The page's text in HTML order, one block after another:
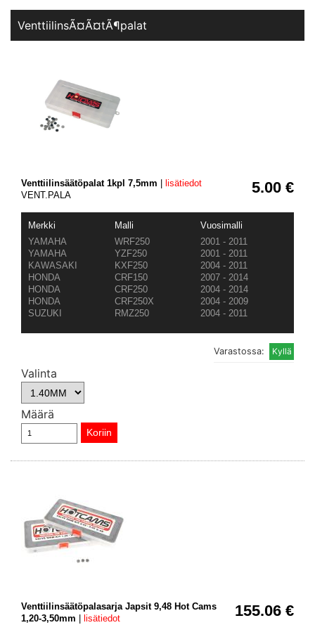
VenttiilinsÃ¤Ã¤tÃ¶palat
5.00 €
Venttiilinsäätöpalat 1kpl 7,5mm
lisätiedot
VENT.PALA
Merkki Malli
Vuosimalli
YAMAHA
WRF250
2001 - 2011
YAMAHA
YZF250
2001 - 2011
KAWASAKI
KXF250
2004 - 2011
HONDA
CRF150
2007 - 2014
HONDA
CRF250
2004 - 2014
HONDA
CRF250X
2004 - 2009
SUZUKI
RMZ250 2004 - 2011
Varastossa:
Valinta
Määrä
155.06 €
Venttiilinsäätöpalasarja Japsit 9,48 Hot Cams
1,20-3,50mm | lisätiedot